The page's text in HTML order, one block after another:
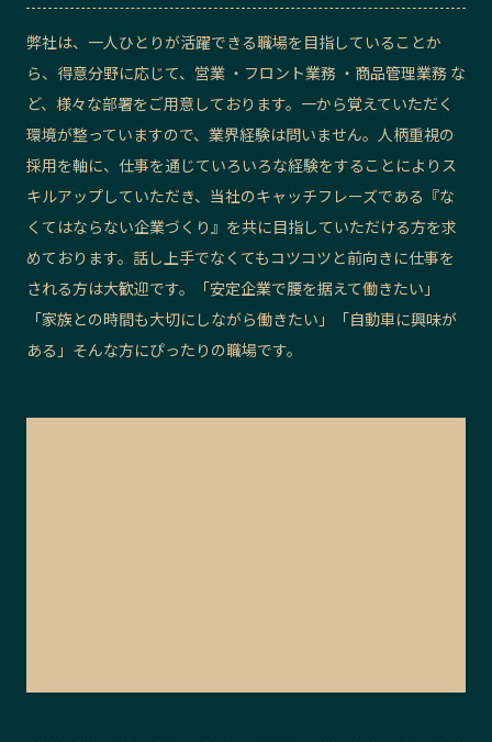
弊社は、一人ひとりが活躍できる職場を目指していることか
ら、得意分野に応じて、営業 ・フロント業務 ・商品管理業務 な
ど、様々な部署をご用意しております。一から覚えていただく
環境が整っていますので、業界経験は問いません。人柄重視の
採用を軸に、仕事を通じていろいろな経験をすることによりス
キルアップしていただき、当社のキャッチフレーズである『な
くてはならない企業づくり』を共に目指していただける方を求
めております。話し上手でなくてもコツコツと前向きに仕事を
される方は大歓迎です。「安定企業で腰を据えて働きたい」
「家族との時間も大切にしながら働きたい」「自動車に興味が
ある」そんな方にぴったりの職場です。